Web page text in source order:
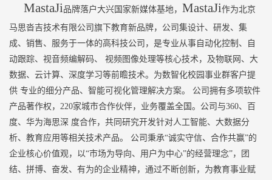
MastaJi品牌落户大兴国家新媒体基地， MastaJi作为北京
马思沓吉技术有限公司旗下教育新品牌，公司集设计、研发、集
成、销售、服务于一体的高科技公司，是专业从事自动化控制、自
动跟踪、视音频编解码、 视频图像处理等核心技术，及物联网、大
数据、云计算、深度学习等前瞻技术。为数智化校园事业群客户提
供 专业的细分产品、智能可视化管理解决方案。 公司拥有多项软件
产品著作权，220家城市合作伙伴，业务覆盖全国。公司与360、百
度、华为海思深 度合作，共同研究开发针对人工智能、大数据分
析、教育应用等相关技术产品。 公司秉承“诚实守信、合作共赢”的
企业核心价值观，以“市场为导向、用户为中心”的经营理念”，团
结、拼博、奋发、有为的企业精神，通过不断创新，为教育事业赋